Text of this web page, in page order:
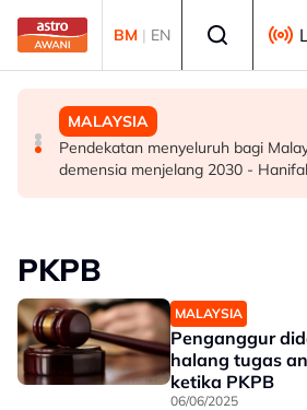
Skip to main content
BM | EN
DUNIA
Kebakaran hutan di Gunung
sokongan udara digerakkan
DUNIA
Jerman naikkan anggaran
kepada hampir 12,000
MALAYSIA
Pendekatan menyeluruh bagi
demensia menjelang 2030 -
PKPB
MALAYSIA
Penganggur
halang tugas
ketika PKPB
06/06/2025